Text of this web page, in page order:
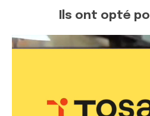
Ils ont opté